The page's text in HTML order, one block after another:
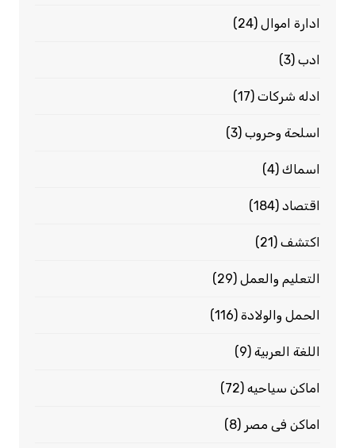
ادارة اموال(24)
ادب(3)
ادله شركات(17)
اسلحة وحروب(3)
اسماك(4)
اقتصاد(184)
اكتشف(21)
التعليم والعمل(29)
الحمل والولادة(116)
اللغة العربية(9)
اماكن سياحيه(72)
اماكن فى مصر (8)